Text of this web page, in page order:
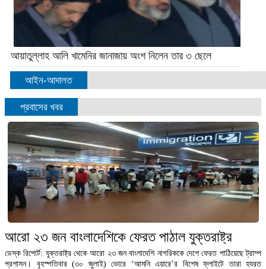
আয়াতুল্লাহ আলি খামেনির জানাজায় অংশ নিলেন তার ৩ ছেলে
আইন-আদালত
প্রবাসের খবর
আরো ২৩ জন বাংলাদেশিকে ফেরত পাঠাল যুক্তরাষ্ট্র
ডেস্ক রিপোর্ট: যুক্তরাষ্ট্র থেকে আরো ২৩ জন বাংলাদেশি নাগরিককে দেশে ফেরত পাঠিয়েছে ট্রাম্প
প্রশাসন। বৃহস্পতিবার (৩০ জুলাই) ভোরে ‘আমনি এয়ারে’র বিশেষ ফ্লাইটে তারা হযরত